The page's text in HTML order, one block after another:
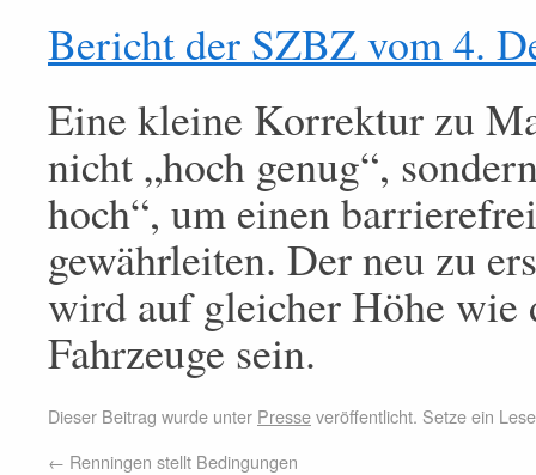
Bericht der SZBZ vom 4.
Eine kleine Korrektur zu
nicht „hoch genug“,
hoch“, um einen
gewährleiten. Der neu zu
wird auf gleicher Höhe wie
Fahrzeuge sein.
Dieser Beitrag wurde unter Presseveröffentlicht. Setze ein
← Renningen stellt Bedingungen